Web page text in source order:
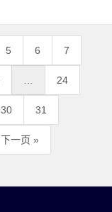
5 6 7
24
30 31
下一页 »